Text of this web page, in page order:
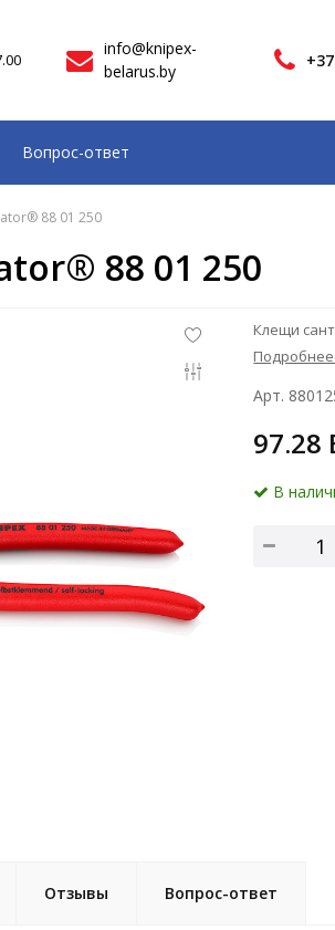
info@knipex-
belarus.by
Вопрос-ответ
88 01 250
88 01 250
Клещи
Подробнее
Арт.
97.28
В
Отзывы Вопрос-ответ